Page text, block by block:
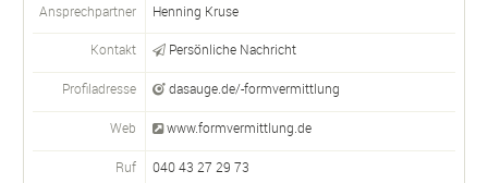
Ansprechpartner Henning Kruse
Kontakt Persönliche Nachricht
Profiladresse dasauge.de/-formvermittlung
Web www.formvermittlung.de
Ruf 040 43 27 29 73